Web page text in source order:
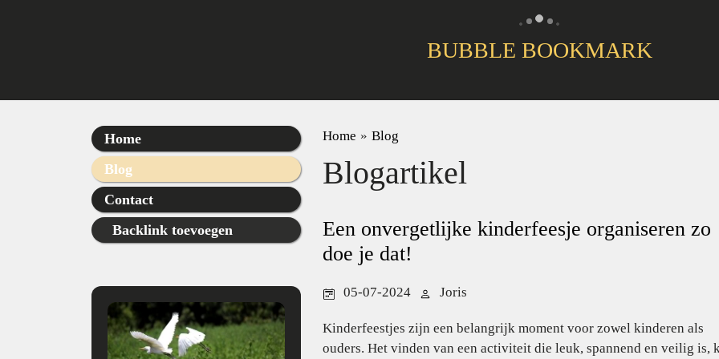
BUBBLE BOOKMARK
Home
Blog
Contact
Backlink toevoegen
Home » Blog
Blogartikel
Een onvergetlijke kinderfeesje organiseren zo
doe je dat!
05-07-2024 Joris
Kinderfeestjes zijn een belangrijk moment voor zowel kinderen als
ouders. Het vinden van een activiteit die leuk, spannend en veilig is,